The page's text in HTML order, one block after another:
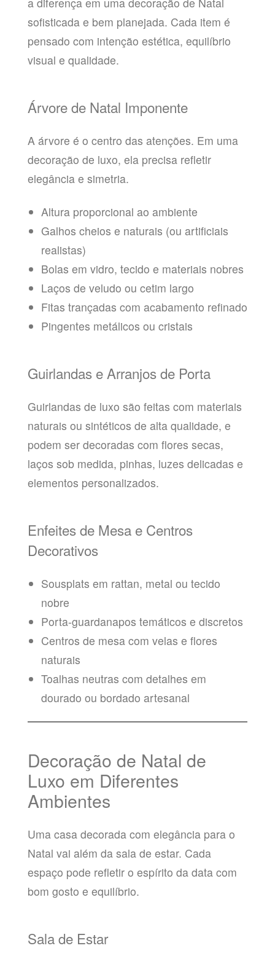
sofisticada e bem planejada. Cada item é
pensado com intenção estética, equilíbrio
visual e qualidade.
Árvore de Natal Imponente
A árvore é o centro das atenções. Em uma
decoração de luxo, ela precisa refletir
elegância e simetria.
Altura proporcional ao ambiente
Galhos cheios e naturais (ou artificiais
realistas)
Bolas em vidro, tecido e materiais nobres
Laços de veludo ou cetim largo
Fitas trançadas com acabamento refinado
Pingentes metálicos ou cristais
Guirlandas e Arranjos de Porta
Guirlandas de luxo são feitas com materiais
naturais ou sintéticos de alta qualidade, e
podem ser decoradas com flores secas,
laços sob medida, pinhas, luzes delicadas e
elementos personalizados.
Enfeites de Mesa e Centros
Decorativos
Sousplats em rattan, metal ou tecido
nobre
Porta-guardanapos temáticos e discretos
Centros de mesa com velas e flores
naturais
Toalhas neutras com detalhes em
dourado ou bordado artesanal
Decoração de Natal de
Luxo em Diferentes
Ambientes
Uma casa decorada com elegância para o
Natal vai além da sala de estar. Cada
espaço pode refletir o espírito da data com
bom gosto e equilíbrio.
Sala de Estar